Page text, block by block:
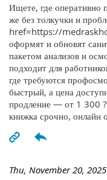
Ищете, где оперативно
же без толкучки и
href=https://
оформят и обновят
пакетом анализов и
подходит для
где требуются
быстрый, а цена
продление — от 1 300
книжка срочно, онлайн
Thu, November 20,